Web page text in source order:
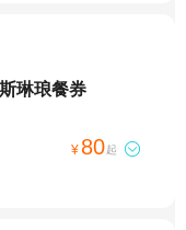
琳琅餐券
¥ 80起 